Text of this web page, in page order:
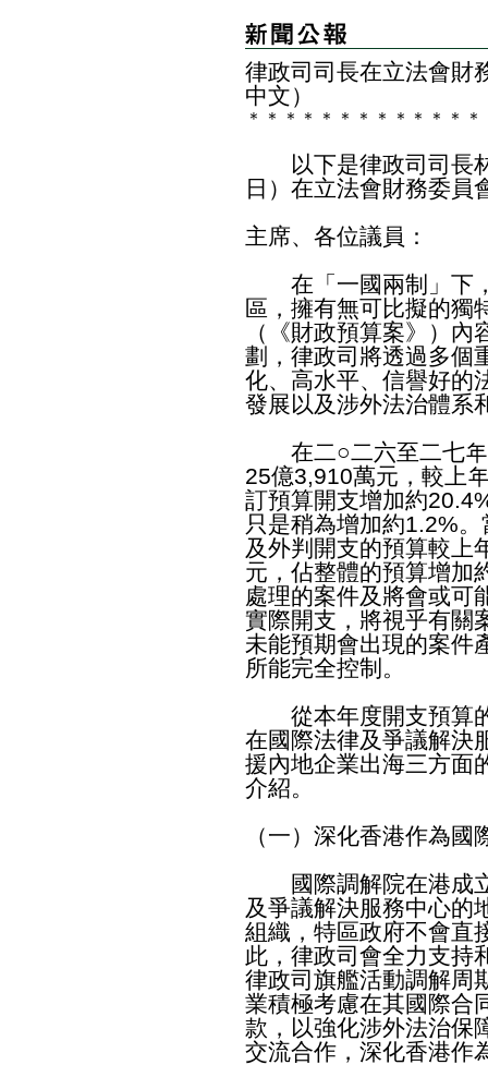
律政司司長在立法會財
中文）
＊ ＊ ＊ ＊ ＊ ＊ ＊ ＊ ＊ ＊ ＊ ＊ ＊
以下是律政司司長林
日）在立法會財務委員
主席、各位議員：
在「一國兩制」下，
區，擁有無可比擬的獨
（《財政預算案》）
劃，律政司將透過多個
化、高水平、信譽好的
發展以及涉外法治體系
在二○二六至二七年
25億3,910萬元，較上
訂預算開支增加約
只是稍為增加約1.2%
及外判開支的預算較上
元，佔整體的預算增加
處理的案件及將會或可
實際開支，將視乎有關
未能預期會出現的案件
所能完全控制。
從本年度開支預算的
在國際法律及爭議解決
援內地企業出海三方面
介紹。
（一）深化香港作為
國際調解院在港成立
及爭議解決服務中心的
組織，特區政府不會直
此，律政司會全力支持
律政司旗艦活動調解周
業積極考慮在其國際合
款，以強化涉外法治保
交流合作，深化香港作